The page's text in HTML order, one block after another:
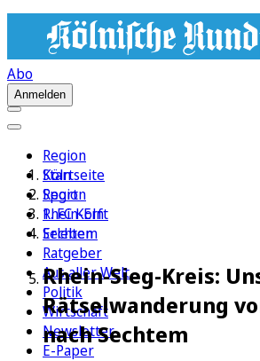
Abo
Anmelden
Region
Köln
Sport
1. FC Köln
Erleben
Ratgeber
Aus aller Welt
Politik
Wirtschaft
Newsletter
E-Paper
Startseite
Region
Rhein-Erft
Sechtem
Rhein-Sieg-Kreis:
Rätselwanderung
nach Sechtem